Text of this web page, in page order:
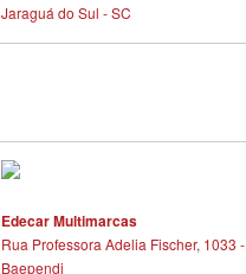
Jaraguá do Sul - SC
Edecar Multimarcas
Rua Professora Adelia Fischer, 1033 -
Baependi